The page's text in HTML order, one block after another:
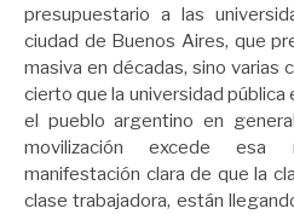
presupuestario a las
ciudad de Buenos Aires, que
masiva en décadas, sino varias
cierto que la universidad pública
el pueblo argentino en
movilización excede esa
manifestación clara de que la
clase trabajadora, están